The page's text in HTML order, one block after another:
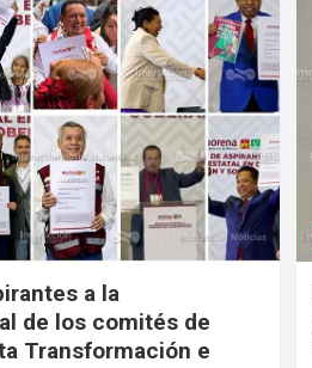
a la
de los comités de
Transformación e